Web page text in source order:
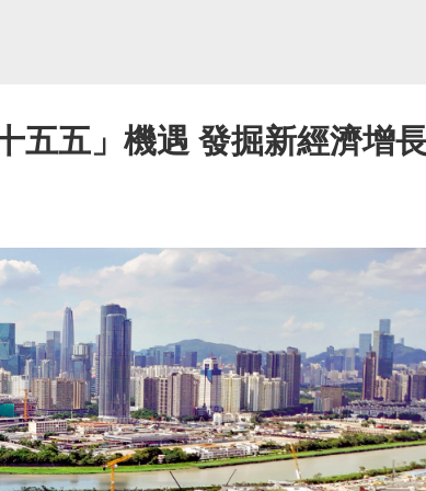
五五」機遇 發掘新經濟增